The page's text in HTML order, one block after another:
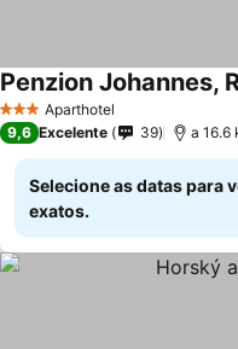
3 EstrelasAparthotel
Penzion Johannes,
9,6 Excelente 39 a 16.6
Selecione as datas para
exatos.